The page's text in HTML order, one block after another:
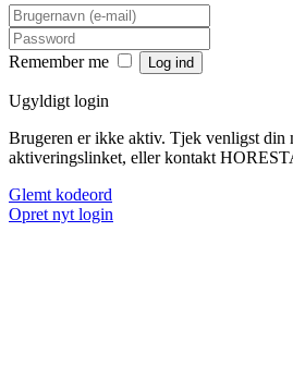
Remember me
Ugyldigt login
Brugeren er ikke aktiv. Tjek venligst din
aktiveringslinket, eller kontakt
Glemt kodeord
Opret nyt login